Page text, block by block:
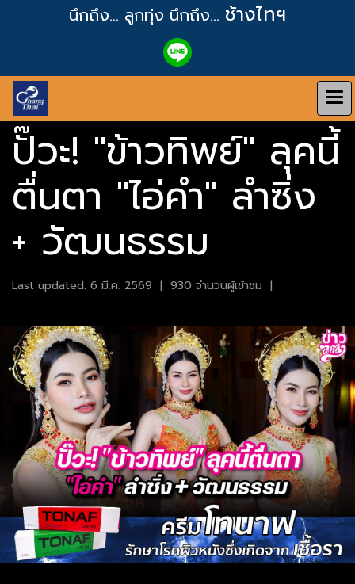
นึกถึง... ลูกทุ่ง นึกถึง... ช้างไทฯ
ปั๊วะ! "ข้าวทิพย์" ลุคนี้
ตื่นตา "ไอ่คำ" ลำซิ่ง
+ วัฒนธรรม
Last updated: 6 มี.ค. 2569 | 930 จำนวนผู้เข้าชม |